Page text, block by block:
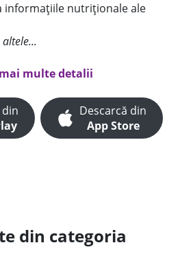
informațiile nutriționale ale
multe detalii
din
Descarcă din
App Store
din categoria